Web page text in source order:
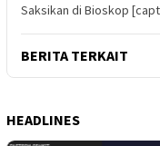
Saksikan di Bioskop
BERITA TERKAIT
HEADLINES